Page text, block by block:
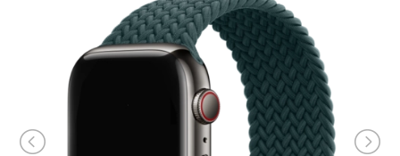
ایرپاد
اپل واچ
لوازم جانبی